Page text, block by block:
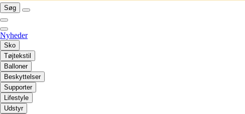
Søg
Nyheder
Sko
Tøjtekstil
Balloner
Beskyttelser
Supporter
Lifestyle
Udstyr